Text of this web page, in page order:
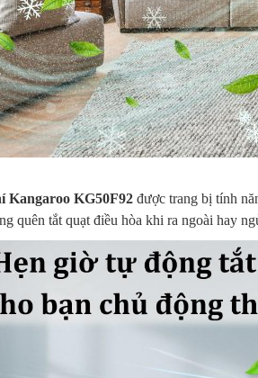
Kangaroo KG50F92 được trang bị tính
quên tắt quạt điều hòa khi ra ngoài hay